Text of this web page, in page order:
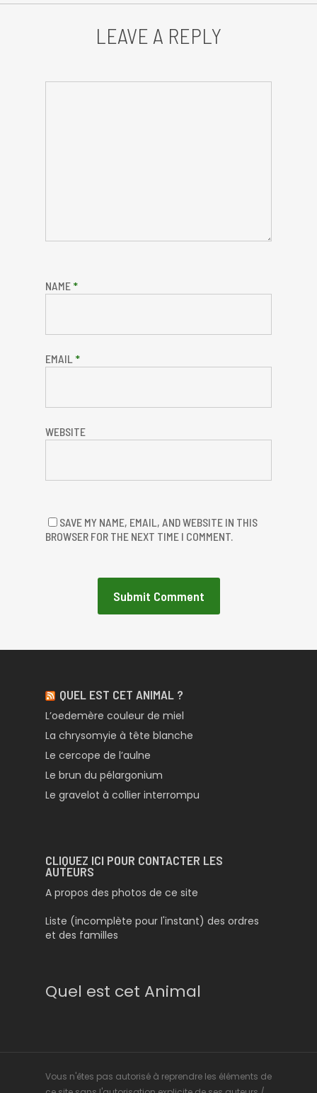
LEAVE A REPLY
NAME *
EMAIL *
WEBSITE
SAVE MY NAME, EMAIL, AND WEBSITE IN THIS
BROWSER FOR THE NEXT TIME I COMMENT.
QUEL EST CET ANIMAL ?
L’oedemère couleur de miel
La chrysomyie à tête blanche
Le cercope de l’aulne
Le brun du pélargonium
Le gravelot à collier interrompu
CLIQUEZ ICI POUR CONTACTER LES
AUTEURS
A propos des photos de ce site
Liste (incomplète pour l'instant) des ordres
et des familles
Quel est cet Animal
Vous n'êtes pas autorisé à reprendre les éléments de